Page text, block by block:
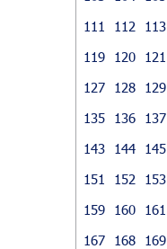
111
112 113
119
120 121
127
128 129
135
136 137
143
144 145
151
152 153
159
160 161
167
168 169